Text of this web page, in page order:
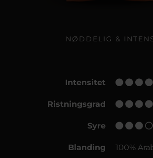
NØDDELIG &
Intensitet
Ristningsgrad
Syre
Blanding 100%